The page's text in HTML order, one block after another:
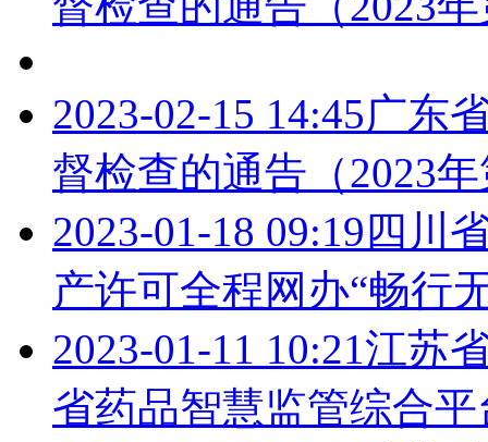
2023-02-15 14:45广东
督检查的通告（2023
2023-01-18 09:19 四川
产许可全程网办“畅行
2023-01-11 10:21江苏
省药品智慧监管综合